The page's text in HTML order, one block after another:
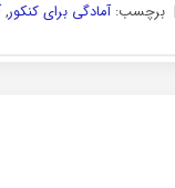
| برچسب:آمادگی برای کنکور,